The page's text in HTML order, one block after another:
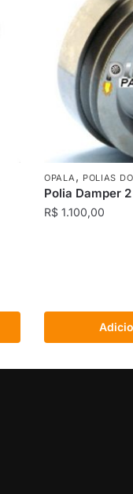
OPALA , POLIAS
Polia Damper
R$ 1.100,00